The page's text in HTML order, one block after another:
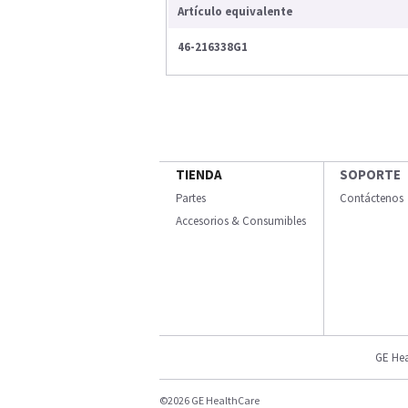
Artículo equivalente
46-216338G1
TIENDA
Partes
Accesorios & Consumibles
SOPORTE
Contáctenos
GE
©2026 GE HealthCare